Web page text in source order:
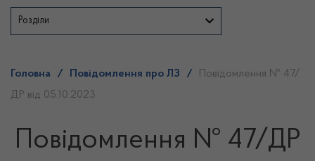
Розділи
Головна / Повідомлення про ЛЗ /
Повідомлення № 47/
ДР від 05.10.2023
Повідомлення № 47/ДР